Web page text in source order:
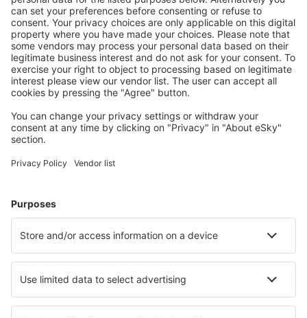
Cazarea preferată
Alege din peste 1,3 mil. de opţiuni: hoteluri, cabane,
apartamente și altele.
Cele mai căutate cazări de către utilizatorii eSky
Cazare în Africa de Sud - Orașe populare
Cazare în Pretoria
Cazare în Caledon Cazare în Hoedspruit
Cazare în Stanford Cazare în Fouriesburg
Cele mai bune locuri de cazare - orașe